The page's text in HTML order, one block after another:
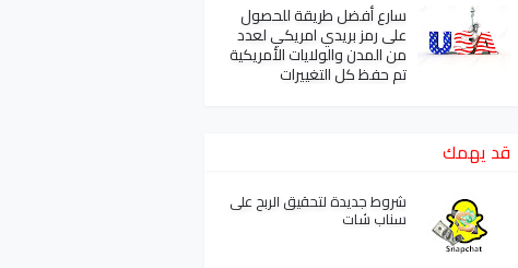
سارع أفضل طريقة للحصول
على رمز بريدي امريكي لعدد
من المدن والولايات الأمريكية
تم حفظ كل التغييرات
قد يهمك
شروط جديدة لتحقيق الربح على
سناب شات